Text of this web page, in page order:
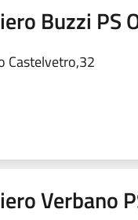
Buzzi PS
Castelvetro,32
Verbano